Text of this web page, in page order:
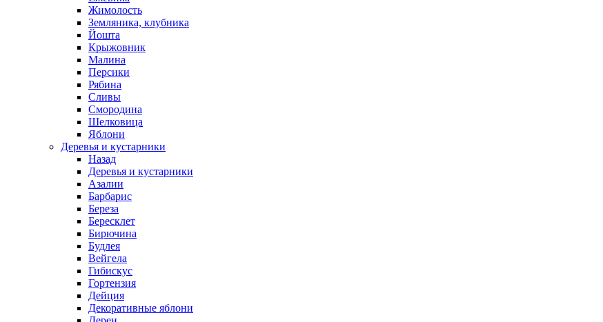
Жимолость
Земляника, клубника
Йошта
Крыжовник
Малина
Персики
Рябина
Сливы
Смородина
Шелковица
Яблони
Деревья и кустарники
Назад
Деревья и кустарники
Азалии
Барбарис
Береза
Бересклет
Бирючина
Будлея
Вейгела
Гибискус
Гортензия
Дейция
Декоративные яблони